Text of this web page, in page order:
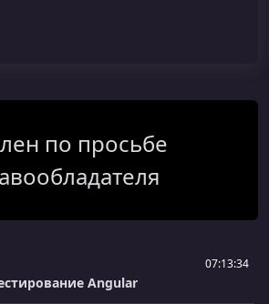
по просьбе
07:13:34
Angular